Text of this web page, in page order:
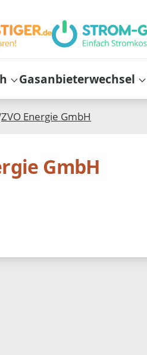
Gasanbieterwechsel
ZVO Energie GmbH
GmbH